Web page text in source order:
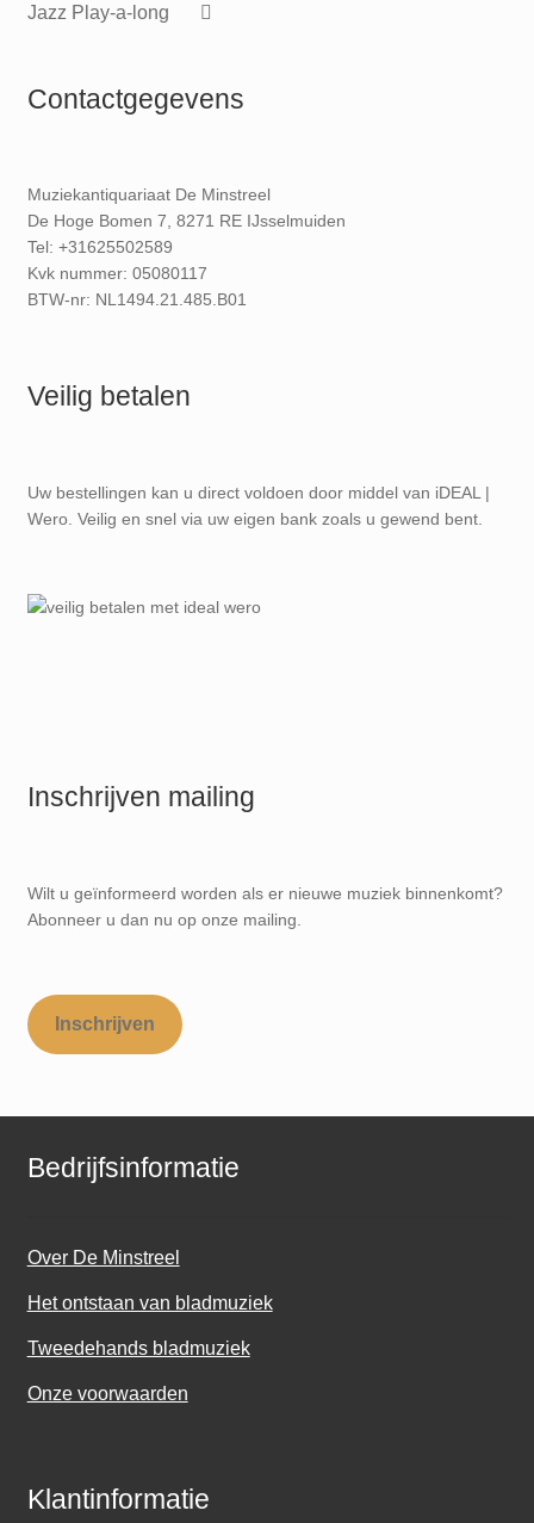
Jazz Play-a-long
Contactgegevens
Muziekantiquariaat De Minstreel
De Hoge Bomen 7, 8271 RE IJsselmuiden
Tel: +31625502589
Kvk nummer: 05080117
BTW-nr: NL1494.21.485.B01
Veilig betalen
Uw bestellingen kan u direct voldoen door middel van iDEAL |
Wero. Veilig en snel via uw eigen bank zoals u gewend bent.
Inschrijven mailing
Wilt u geïnformeerd worden als er nieuwe muziek binnenkomt?
Abonneer u dan nu op onze mailing.
Inschrijven
Bedrijfsinformatie
Over De Minstreel
Het ontstaan van bladmuziek
Tweedehands bladmuziek
Onze voorwaarden
Klantinformatie